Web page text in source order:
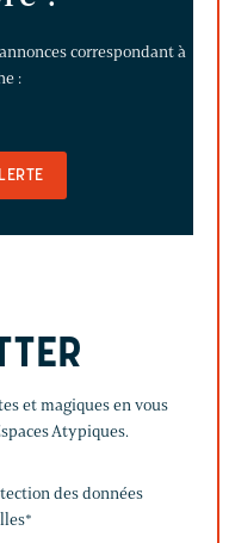
correspondant à
:
et magiques en vous
Atypiques.
des données
*